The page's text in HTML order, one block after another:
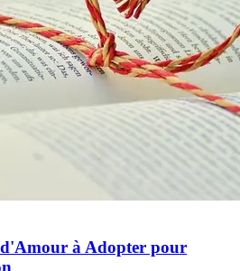
à Adopter pour